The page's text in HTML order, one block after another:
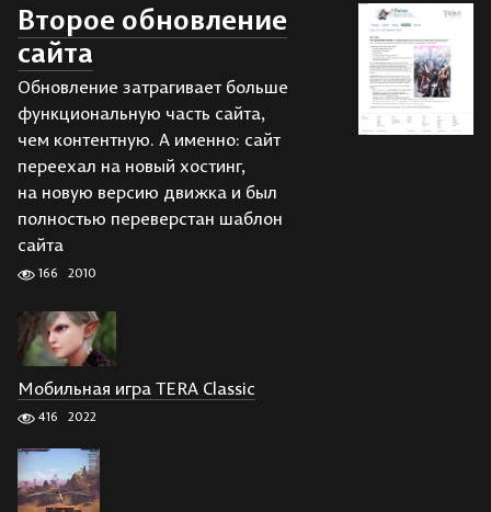
Второе обновление
сайта
Обновление затрагивает больше
функциональную часть сайта,
чем контентную. А именно: сайт
переехал на новый хостинг,
на новую версию движка и был
полностью переверстан шаблон
сайта
166 2010
Мобильная игра TERA Classic
416 2022